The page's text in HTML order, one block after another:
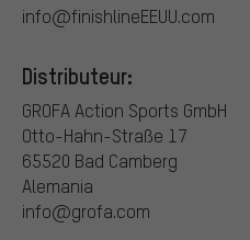
info@finishlineEEUU.com
Distributeur:
GROFA Action Sports GmbH
Otto-Hahn-Straße 17
65520 Bad Camberg
Alemania
info@grofa.com